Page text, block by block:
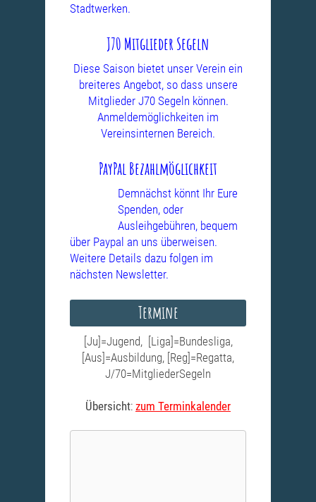
Stadtwerken.
J70 Mitglieder Segeln
Diese Saison bietet unser Verein ein
breiteres Angebot, so dass unsere
Mitglieder J70 Segeln können.
Anmeldemöglichkeiten im
Vereinsinternen Bereich.
PayPal Bezahlmöglichkeit
Demnächst könnt Ihr Eure
Spenden, oder
Ausleihgebühren, bequem
über Paypal an uns überweisen.
Weitere Details dazu folgen im
nächsten Newsletter.
Termine
[Ju]=Jugend, [Liga]=Bundesliga,
[Aus]=Ausbildung, [Reg]=Regatta,
J/70=MitgliederSegeln
Übersicht: zum Terminkalender